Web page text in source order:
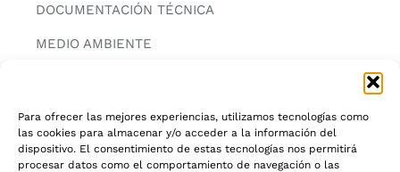
Para ofrecer las mejores experiencias, utilizamos tecnologías como
las cookies para almacenar y/o acceder a la información del
dispositivo. El consentimiento de estas tecnologías nos permitirá
procesar datos como el comportamiento de navegación o las
DOCUMENTACIÓN TÉCNICA
MEDIO AMBIENTE
INFORMACIÓN